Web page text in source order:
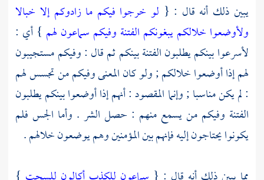
يبين ذلك أنه قال : { لو خرجوا فيكم ما زادوكم إلا خبالا
ولأوضعوا خلالكم يبغونكم الفتنة وفيكم سماعون لهم } أي :
لأسرعوا بينكم يطلبون الفتنة بينكم ثم قال : وفيكم مستجيبون
لهم إذا أوضعوا خلالكم ; ولو كان المعنى وفيكم من تجسس لهم
: لم يكن مناسبا ; وإنما المقصود : أنهم إذا أوضعوا بينكم يطلبون
الفتنة وفيكم من يسمع منهم : حصل الشر . وأما الجس فلم
يكونوا يحتاجون إليه فإنهم بين المؤمنين وهم يوضعون خلالهم .